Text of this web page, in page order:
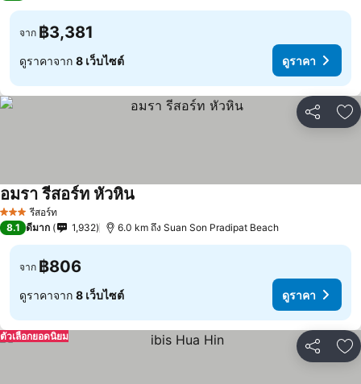
จาก ฿3,381
ดูราคาจาก 8 เว็บไซต์ ดูราคา
แชร์ เ
3 ดาว รีสอร์ท
อมรา รีสอร์ท หัวหิน
8.1 ดีมาก 1,932 6.0 km ถึง Suan Son Pradipat Beach
จาก ฿806
ดูราคาจาก 8 เว็บไซต์ ดูราคา
แชร์ เ
ตัวเลือกยอดนิยม